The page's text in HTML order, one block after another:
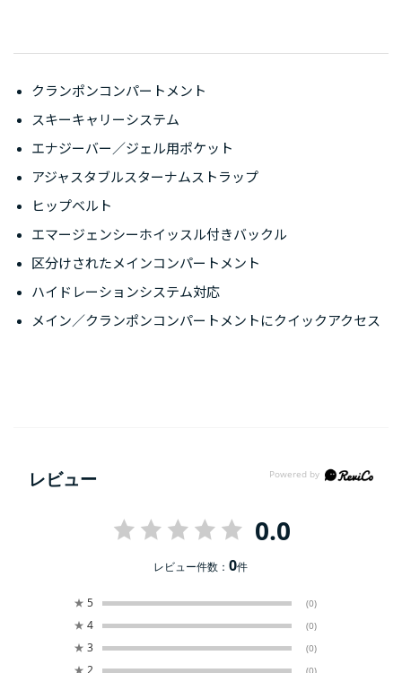
クランポンコンパートメント
スキーキャリーシステム
エナジーバー／ジェル用ポケット
アジャスタブルスターナムストラップ
ヒップベルト
エマージェンシーホイッスル付きバックル
区分けされたメインコンパートメント
ハイドレーションシステム対応
メイン／クランポンコンパートメントにクイックアクセス
レビュー
0.0
レビュー件数：0件
★ 5 (0)
★ 4 (0)
★ 3 (0)
★ 2 (0)